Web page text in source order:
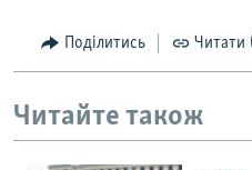
Поділитись Читати
Читайте також